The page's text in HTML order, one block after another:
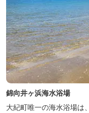
錦向井ヶ浜海水浴場
大紀町唯一の海水浴場は